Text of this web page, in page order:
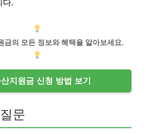
다.
금의 모든 정보와 혜택을 알아보세요.
지원금 신청 방법 보기
문